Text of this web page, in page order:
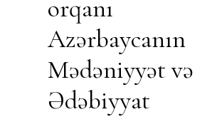
orqanı
Azərbaycanın
Mədəniyyət və
Ədəbiyyat